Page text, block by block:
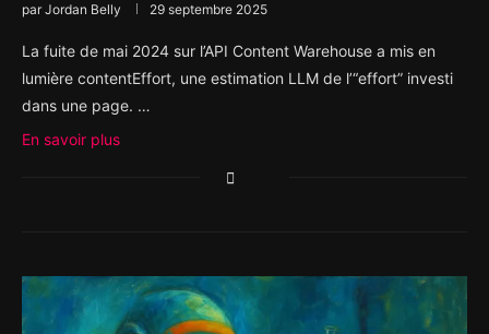
parJordan Belly 29 septembre 2025
La fuite de mai 2024 sur l’API Content Warehouse a mis en
lumière contentEffort, une estimation LLM de l’“effort” investi
dans une page. …
En savoir plus